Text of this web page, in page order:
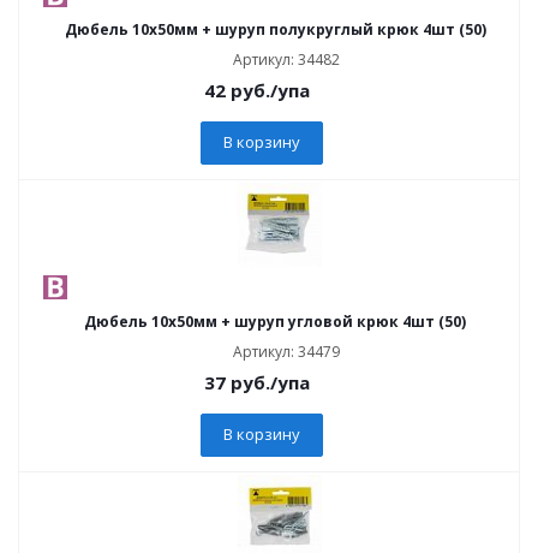
Дюбель 10х50мм + шуруп полукруглый крюк 4шт (50)
Артикул: 34482
42 руб./упа
В корзину
Дюбель 10х50мм + шуруп угловой крюк 4шт (50)
Артикул: 34479
37 руб./упа
В корзину